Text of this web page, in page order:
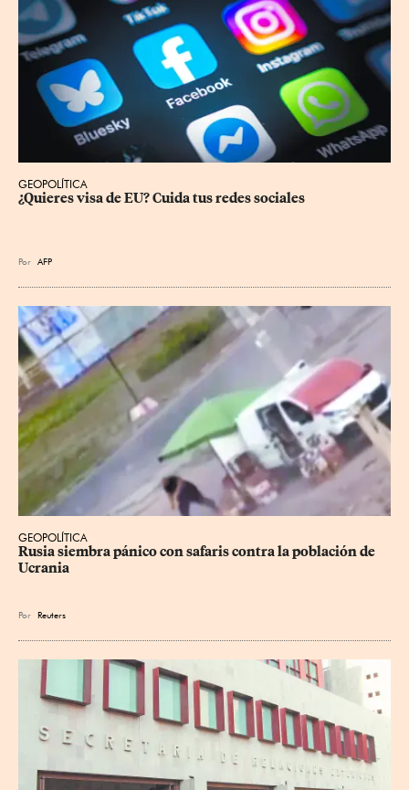
GEOPOLÍTICA
¿Quieres visa de EU? Cuida tus redes sociales
Por AFP
GEOPOLÍTICA
Rusia siembra pánico con safaris contra la población de
Ucrania
Por Reuters